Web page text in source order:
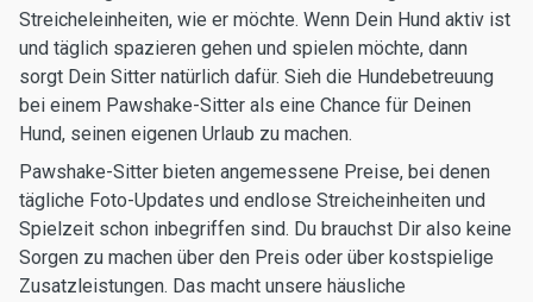
Streicheleinheiten, wie er möchte. Wenn Dein Hund aktiv ist
und täglich spazieren gehen und spielen möchte, dann
sorgt Dein Sitter natürlich dafür. Sieh die Hundebetreuung
bei einem Pawshake-Sitter als eine Chance für Deinen
Hund, seinen eigenen Urlaub zu machen.
Pawshake-Sitter bieten angemessene Preise, bei denen
tägliche Foto-Updates und endlose Streicheinheiten und
Spielzeit schon inbegriffen sind. Du brauchst Dir also keine
Sorgen zu machen über den Preis oder über kostspielige
Zusatzleistungen. Das macht unsere häusliche